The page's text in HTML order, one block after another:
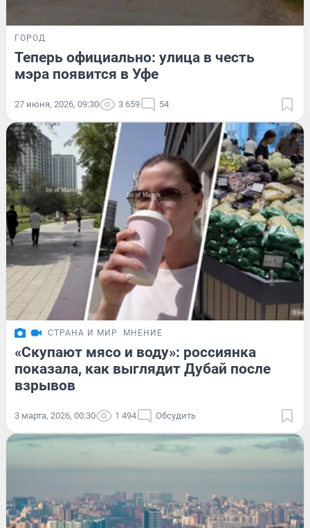
ГОРОД
Теперь официально: улица в честь
мэра появится в Уфе
27 июня, 2026, 09:30 3 659 54
СТРАНА И МИР МНЕНИЕ
«Скупают мясо и воду»: россиянка
показала, как выглядит Дубай после
взрывов
3 марта, 2026, 00:30 1 494 Обсудить